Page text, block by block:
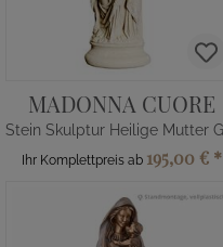
MADONNA CUORE
Ihr Komplettpreis ab 195,00 € *